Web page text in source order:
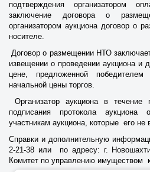
подтверждения организатором
заключение договора о
организатором аукциона договор о
носителе.
Договор о размещении НТО
извещении о проведении аукциона и
цене, предложенной
начальной цены торгов.
Организатор аукциона в
подписания протокола аукциона
участникам аукциона, которые его не
Справки и дополнительную
2-21-38 или по адресу: г.
Комитет по управлению